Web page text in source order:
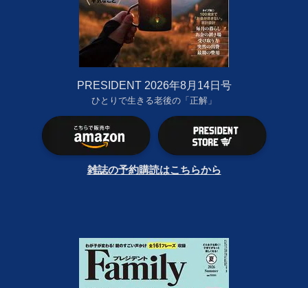
PRESIDENT 2026年8月14日号
ひとりで生きる老後の「正解」
雑誌の予約購読はこちらから